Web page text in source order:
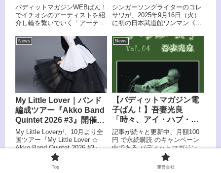
バンド」
バディットマガジンWEBばん！
でイチオシのアーティストを紹
介し輪を繋いでいく「アーティ
イブからオファーを受け数多く
出演し、国内でも主催するフェ
スが大盛況の彼らに楽曲へのこ
だわりや海外へどう展開してい
るかなどをインタビューさせて
いただきました！
レサワ LIVE TOUR 2025
あたしを選んだ君と行く
武道館》
シンガーソングライターのコレ
サワが、2025年9月16日（火）
に初の日本武道館ワンマン《コ
しを選んだ君と行く武道館》を
開催した。 全25曲をアンコー
ルなしで披露し、これまでの集
大成のようなパフォーマンスで
満員のフロアを沸かせた。
News
My Little Lover｜バンド
編成ツアー『Akko Band
Quintet 2026 #3』開催決
定 名曲群を携え全国へ
My Little Loverが、10月より全
国ツアー『My Little Lover ☆
Akko Band Quintet 2026 #3』を
開催することを発表した。今回
で3度目の開催となる『Akko
Band Quintet』には、古...
News
【バディットマガジン電
子ばん！】吾妻光良
「時々、アイ・ハブ・
ザ・ブルース」Vol.4 〜オ
ットセイ‥、オットセ
イ‥、オットセイ‥〜、
10/17(金) 12:00公開！
記事が続々と更新中、月額100
円 で永続購読 のキャンペーン
中である バディットマガジン電
子ばん！2025年10月17(金)
12:00に公開の記事は日本屈指
のブルースギタリスト、吾妻光
Top 運営会社